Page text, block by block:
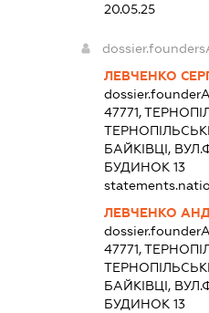
20.05.25
ЛЕВЧЕНКО
47771,
БАЙКІВЦІ,
БУДИНОК 13
ЛЕВЧЕНКО
47771,
БАЙКІВЦІ,
БУДИНОК 13